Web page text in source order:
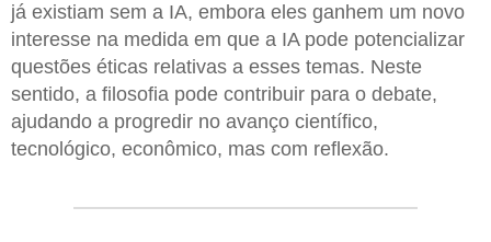
já existiam sem a IA, embora eles ganhem um novo
interesse na medida em que a IA pode potencializar
questões éticas relativas a esses temas. Neste
sentido, a filosofia pode contribuir para o debate,
ajudando a progredir no avanço científico,
tecnológico, econômico, mas com reflexão.